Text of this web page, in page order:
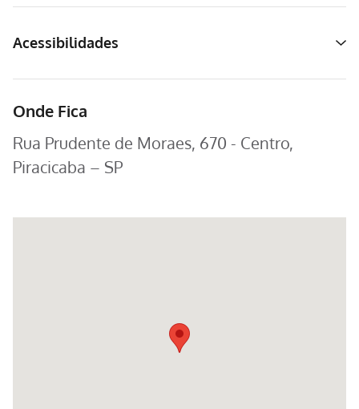
Acessibilidades
Onde Fica
Rua Prudente de Moraes, 670 - Centro,
Piracicaba – SP